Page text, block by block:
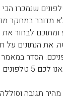
מדובר במחקר
ומתוכם לבחור
את הנתונים על
הסדר במאמר
לפי סידור מקרי.